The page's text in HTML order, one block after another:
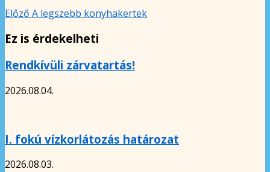
Előző A legszebb konyhakertek
Ez is érdekelheti
Rendkívüli zárvatartás!
2026.08.04.
I. fokú vízkorlátozás határozat
2026.08.03.